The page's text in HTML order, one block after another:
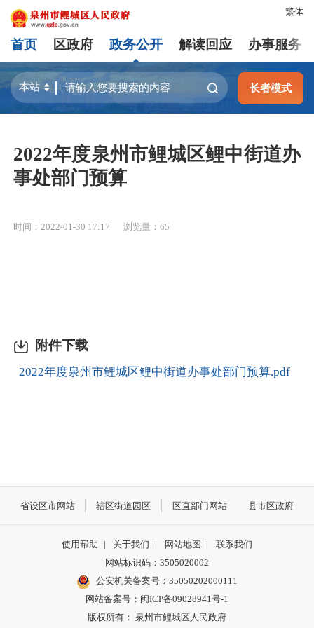
繁体
首页 区政府 政务公开 解读回应 办事服务
长者模式
2022年度泉州市鲤城区鲤中街道办
事处部门预算
时间：2022-01-30 17:17 浏览量： 65
附件下载
2022年度泉州市鲤城区鲤中街道办事处部门预算.pdf
省设区市网站 辖区街道园区 区直部门网站 县市区政府
使用帮助 | 关于我们 | 网站地图 |
联系我们
网站标识码：3505020002
公安机关备案号：35050202000111
网站备案号：闽ICP备09028941号-1
版权所有： 泉州市鲤城区人民政府